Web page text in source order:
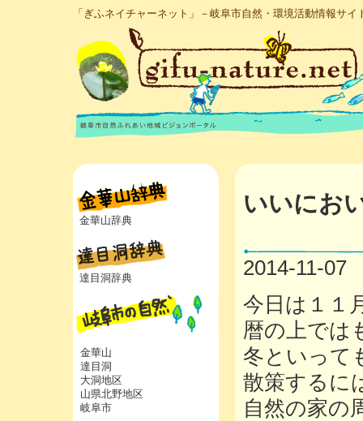
「ぎふネイチャーネット」－岐阜市自然・環境活動情報サイ
金華山辞典
達目洞辞典
金華山
達目洞
大洞地区
山県北野地区
岐阜市
いいにお
2014-11-07
今日は１１
暦の上では
冬といって
散策するに
自然の家の